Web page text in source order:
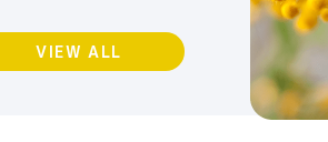
VIEW ALL